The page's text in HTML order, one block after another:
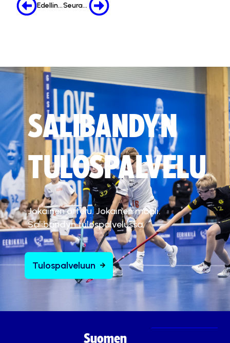
Edellinen Seuraava
SALIBANDYN
TULOSPALVELU
Jokainen ottelu. Jokainen maali.
Salibandyn tulospalvelussa.
Tulospalveluun
Suomen